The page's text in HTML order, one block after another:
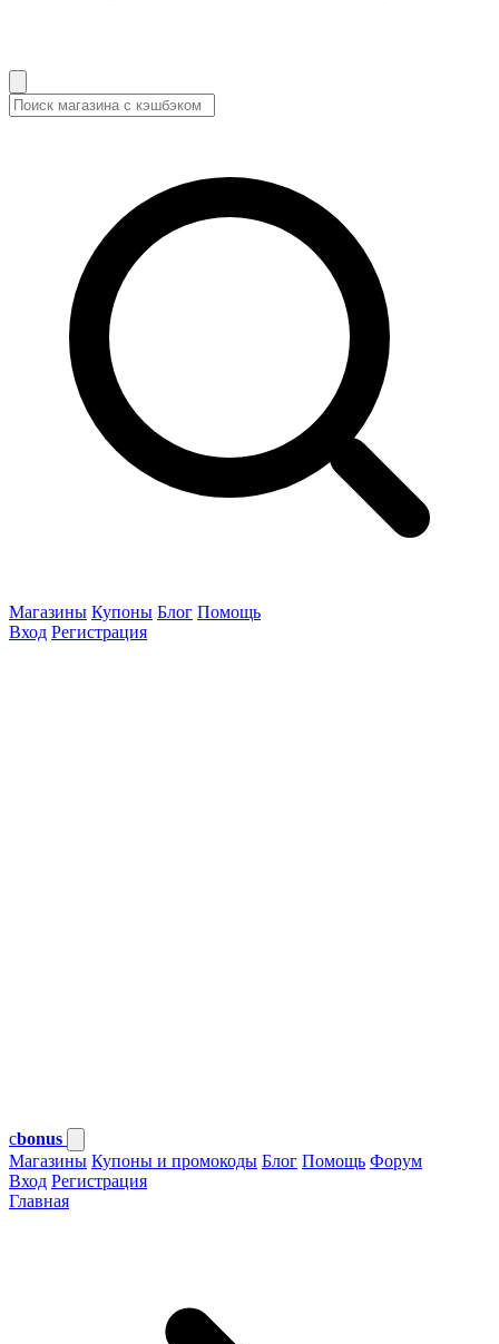
Магазины Купоны Блог Помощь
Вход Регистрация
cbonus
Магазины Купоны и промокоды Блог Помощь Форум
Вход Регистрация
Главная